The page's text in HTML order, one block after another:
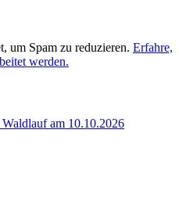
um Spam zu reduzieren. Erfahre,
werden.
am 10.10.2026